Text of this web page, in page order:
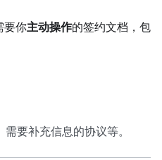
要你主动操作的签约文档，包
要补充信息的协议等。